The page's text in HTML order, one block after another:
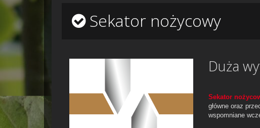
Sekator nożycowy
Duża
Sekator
główne oraz
wspomniane